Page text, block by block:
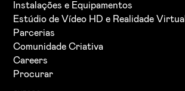
Instalações e Equipamentos
Estúdio de Vídeo HD e Realidade Virtual
Parcerias
Comunidade Criativa
Careers
Procurar